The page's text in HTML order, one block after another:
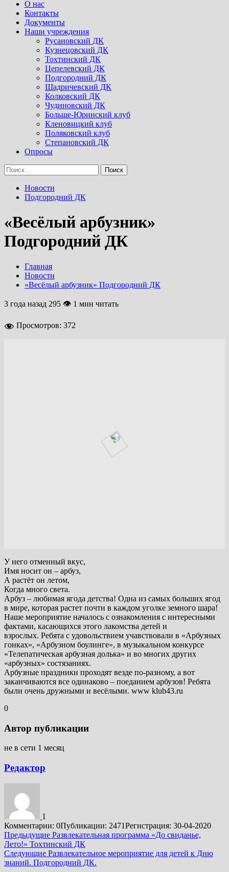
Menu
О нас
Контакты
Документы
Наши учреждения
Русановский ДК
Кузнецовский ДК
Тохтинский ДК
Цепелевский ДК
Подгородний ДК
Шадричевский ДК
Колковский ДК
Чудиновский ДК
Больше-Юринский клуб
Кленовицкий клуб
Поляковский клуб
Степановский ДК
Опросы
Найти:
Новости
Подгородний ДК
«Весёлый арбузник»
Подгородний ДК
Главная
Новости
«Весёлый арбузник» Подгородний ДК
3 года назад 295 👁 1 мин читать
Просмотров: 372
У него отменный вкус,
Имя носит он – арбуз,
А растёт он летом,
Когда много света.
Арбуз – любимая ягода детства! Одна из самых больших ягод
в мире, которая растет почти в каждом уголке земного шара!
Наше мероприятие началось с ознакомления с интересными
фактами, касающихся этого лакомства детей и
взрослых. Ребята с удовольствием учавствовали в «Арбузных
гонках», «Арбузном боулинге», в музыкальном конкурсе
«Телепатическая арбузная долька» и во многих других
«арбузных» состязаниях.
Арбузные праздники проходят везде по-разному, а вот
заканчиваются все одинаково – поеданием арбузов! Ребята
были очень дружными и весёлыми. www klub43.ru
0
Автор публикации
не в сети 1 месяц
Редактор
1
Комментарии: 0Публикации: 2471Регистрация: 30-04-2020
Подробнее
Предыдущие Развлекательная программа «До свиданье,
Лето!» Тохтинский ДК
Следующие Развлекательное мероприятие для детей к Дню
знаний. Подгородний ДК.